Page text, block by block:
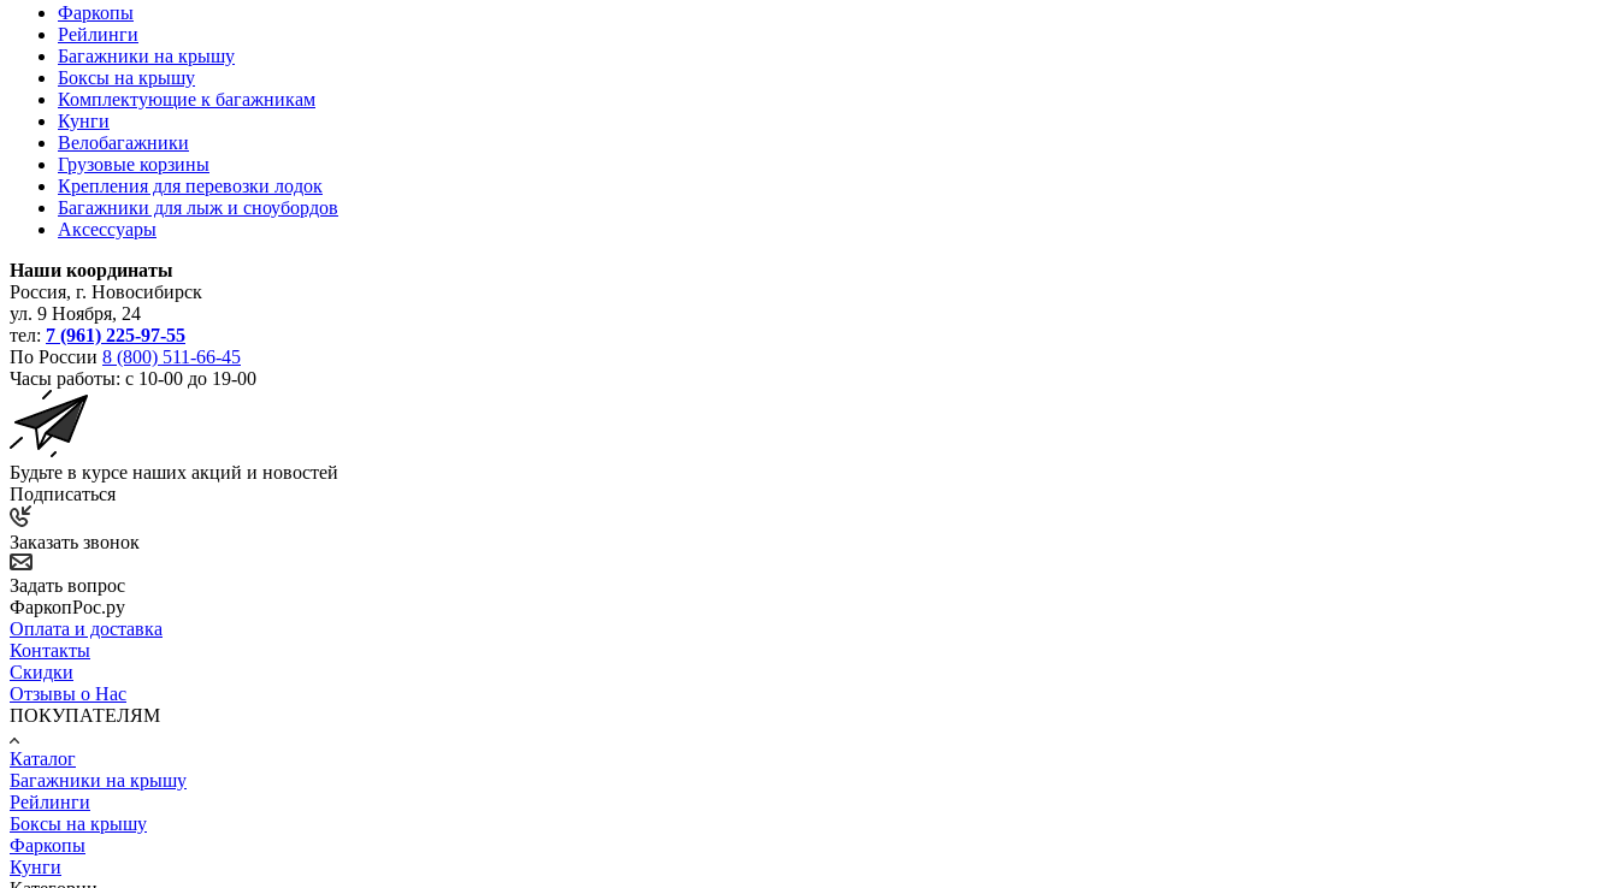
Фаркопы
Рейлинги
Багажники на крышу
Боксы на крышу
Комплектующие к багажникам
Кунги
Велобагажники
Грузовые корзины
Крепления для перевозки лодок
Багажники для лыж и сноубордов
Аксессуары
Наши координаты
Россия, г. Новосибирск
ул. 9 Ноября, 24
тел: 7 (961) 225-97-55
По России 8 (800) 511-66-45
Часы работы: с 10-00 до 19-00
Будьте в курсе наших акций и новостей
Подписаться
Заказать звонок
Задать вопрос
ФаркопРос.ру
Оплата и доставка
Контакты
Скидки
Отзывы о Нас
ПОКУПАТЕЛЯМ
Каталог
Багажники на крышу
Рейлинги
Боксы на крышу
Фаркопы
Кунги